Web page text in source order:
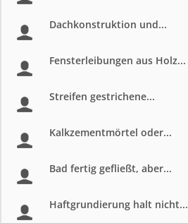
Dachkonstruktion und...
Fensterleibungen aus Holz...
Streifen gestrichene...
Kalkzementmörtel oder...
Bad fertig gefließt, aber...
Haftgrundierung halt nicht...